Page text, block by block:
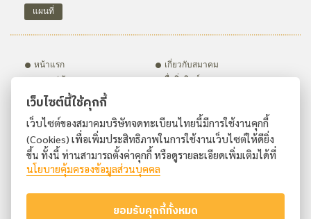
แผนที่
หน้าแรก
อบรม / สัมมนา
กิจกรรม
บริษัทสมาชิก
ติดต่อเรา
เกี่ยวกับสมาคม
สื่อสิ่งพิมพ์
เว็บไซต์นี้ใช้คุกกี้
เว็บไซต์ของสมาคมบริษัทจดทะเบียนไทยนี้มีการใช้งานคุกกี้
(Cookies) เพื่อเพิ่มประสิทธิภาพในการใช้งานเว็บไซต์ให้ดียิ่ง
ขึ้น ทั้งนี้ ท่านสามารถตั้งค่าคุกกี้ หรือดูรายละเอียดเพิ่มเติมได้ที่
นโยบายคุ้มครองข้อมูลส่วนบุคคล
ยอมรับคุกกี้ทั้งหมด